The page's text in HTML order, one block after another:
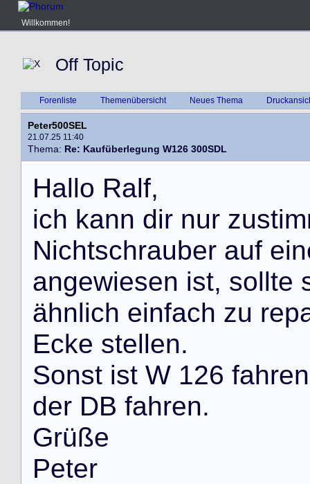
Willkommen!
Off Topic
Forenliste Themenübersicht Neues Thema
Peter500SEL
21.07.25 11:40
Thema: Re: Kaufüberlegung W126 300SDL
Hallo Ralf,
ich kann dir nur zustim
Nichtschrauber auf ein
angewiesen ist, sollte
ähnlich einfach zu rep
Ecke stellen.
Sonst ist W 126 fahren
der DB fahren.
Grüße
Peter